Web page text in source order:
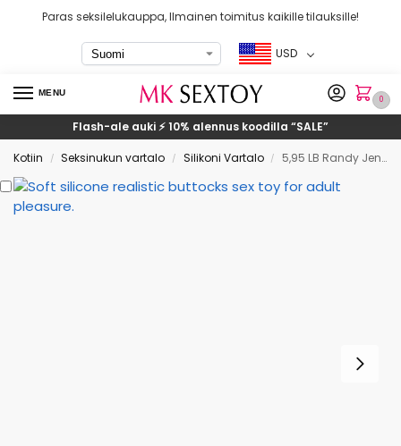
Paras seksilelukauppa, Ilmainen toimitus kaikille tilauksille!
USD
MENU
0
Flash-ale auki ⚡ 10% alennus koodilla “SALE”
Kotiin / Seksinukun vartalo / Silikoni Vartalo / 5,95 LB Randy Jenny Realistisen kokoinen peppumasturbaattori